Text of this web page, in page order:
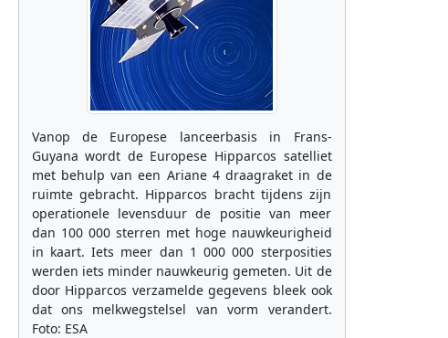
Vanop de Europese lanceerbasis in Frans-
Guyana wordt de Europese Hipparcos satelliet
met behulp van een Ariane 4 draagraket in de
ruimte gebracht. Hipparcos bracht tijdens zijn
operationele levensduur de positie van meer
dan 100 000 sterren met hoge nauwkeurigheid
in kaart. Iets meer dan 1 000 000 sterposities
werden iets minder nauwkeurig gemeten. Uit de
door Hipparcos verzamelde gegevens bleek ook
dat ons melkwegstelsel van vorm verandert.
Foto: ESA